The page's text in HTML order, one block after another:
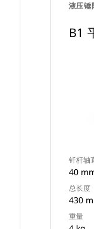
液压锤
B1
钎杆轴
40
总长度
430
重量